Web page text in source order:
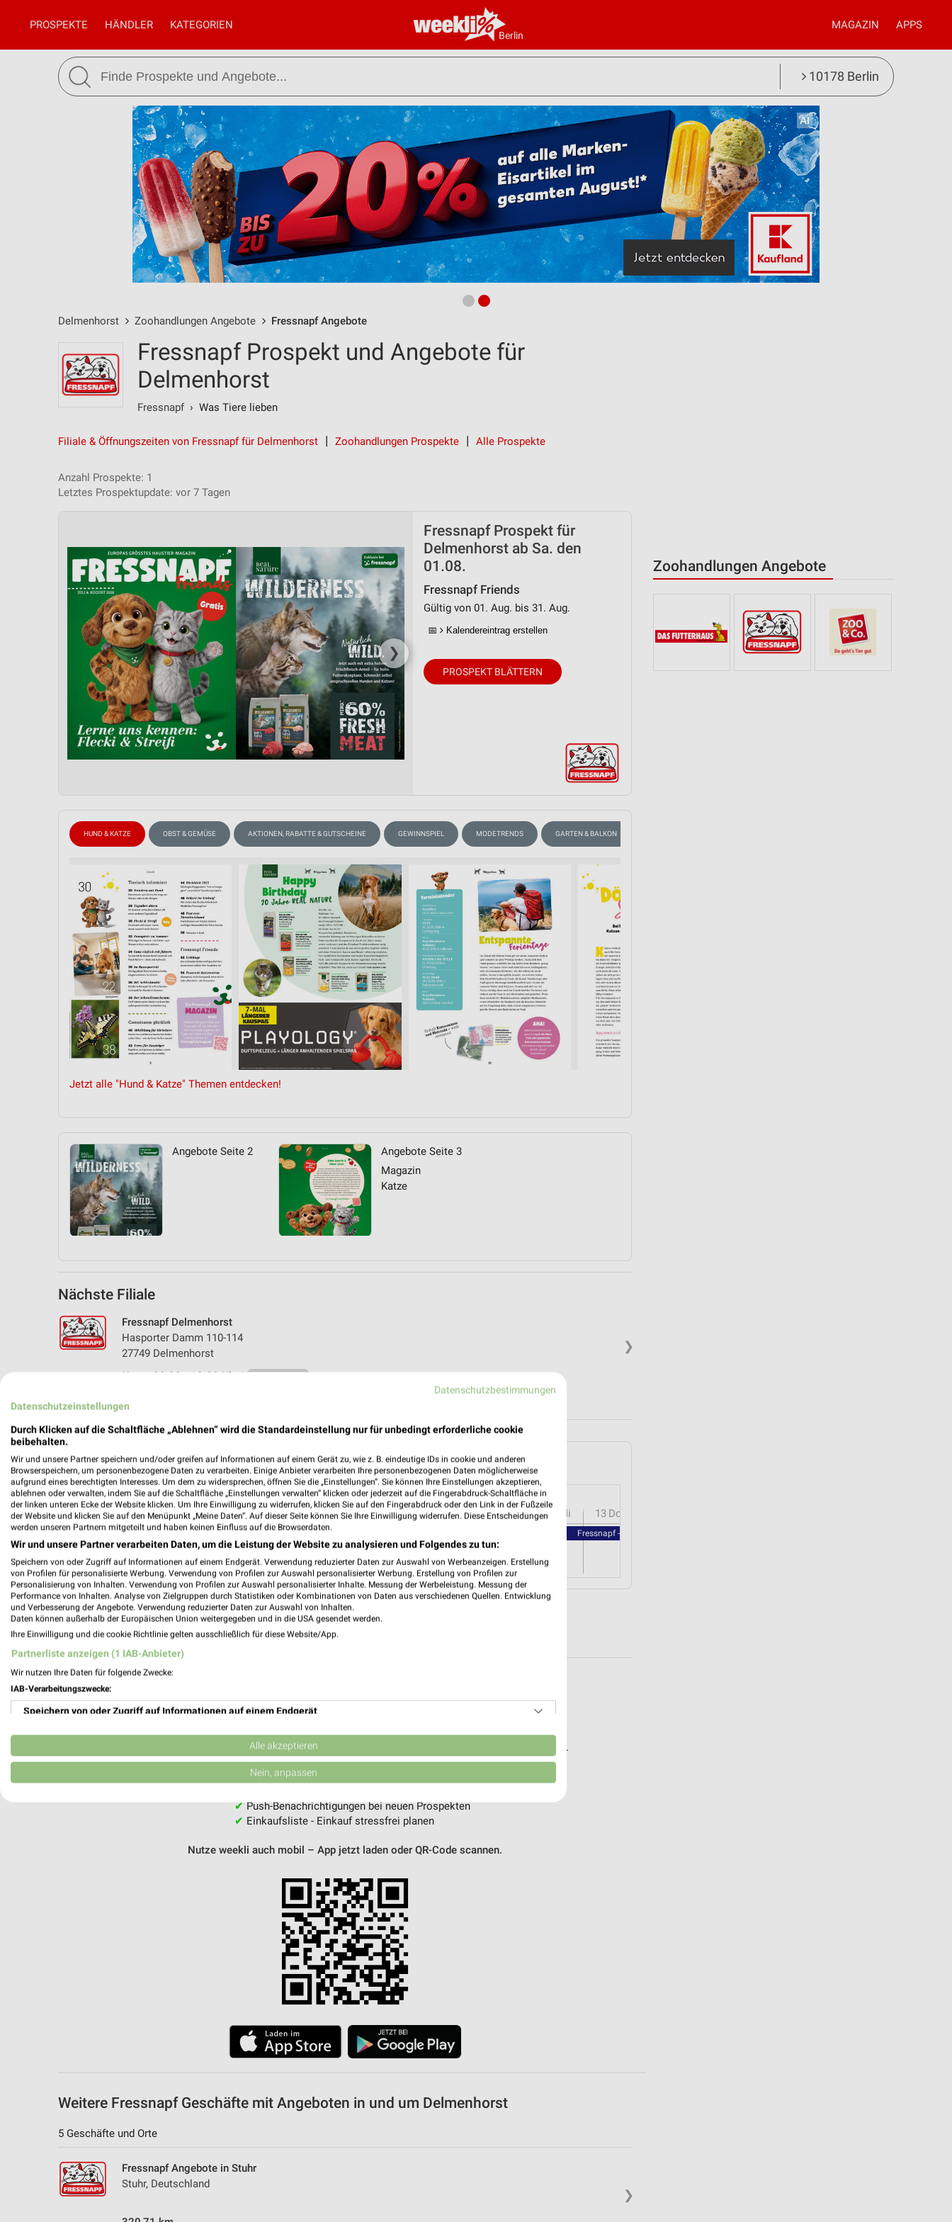
Berlin
PROSPEKTE HÄNDLER KATEGORIEN MAGAZIN APPS
10178 Berlin
Delmenhorst Zoohandlungen Angebote Fressnapf Angebote
Zoohandlungen Angebote
Fressnapf Prospekt und Angebote für
Delmenhorst
Fressnapf› Was Tiere lieben
Filiale & Öffnungszeiten von Fressnapf für Delmenhorst Zoohandlungen Prospekte Alle Prospekte
Anzahl Prospekte: 1
Letztes Prospektupdate: vor 7 Tagen
❯
Fressnapf Prospekt für
Delmenhorst ab Sa. den
01.08.
Fressnapf Friends
Gültig von 01. Aug. bis 31. Aug.
📅 Kalendereintrag erstellen
PROSPEKT BLÄTTERN
HUND & KATZE OBST & GEMÜSE AKTIONEN, RABATTE & GUTSCHEINE GEWINNSPIEL MODETRENDS GARTEN & BALKON
Jetzt alle "Hund & Katze" Themen entdecken!
Angebote Seite 2
Angebote Seite 3
Magazin
Katze
Nächste Filiale
❯
Fressnapf Delmenhorst
Hasporter Damm 110-114
27749 Delmenhorst
Heute 09:00 - 19:00 Uhr | Geschlossen
Angebote-Kalender für Fressnapf in Delmenhorst und Umgebung
Aug.
03 Mo 04Di 05 Mi 06 Do 07 Fr 08Sa 09So 10Mo 11Di 12 Mi 13 Do
Fressnapf - Fressnapf Friends
MEHR PROSPEKTE
Alle Fressnapf Angebote immer griffbereit – mit der kostenlosen weekli App für iOS & Android.
Standortgenaue Angebote
✔Push-Benachrichtigungen bei neuen Prospekten
✔ Einkaufsliste - Einkauf stressfrei planen
Nutze weekli auch mobil – App jetzt laden oder QR-Code scannen.
Weitere Fressnapf Geschäfte mit Angeboten in und um Delmenhorst
5 Geschäfte und Orte
❯
Fressnapf Angebote in Stuhr
Stuhr, Deutschland
Datenschutzbestimmungen
Datenschutzeinstellungen
Durch Klicken auf die Schaltfläche „Ablehnen“ wird die Standardeinstellung nur für unbedingt erforderliche cookie
beibehalten.
Wir und unsere Partner speichern und/oder greifen auf Informationen auf einem Gerät zu, wie z. B. eindeutige IDs in cookie und anderen
Browserspeichern, um personenbezogene Daten zu verarbeiten. Einige Anbieter verarbeiten Ihre personenbezogenen Daten möglicherweise
aufgrund eines berechtigten Interesses. Um dem zu widersprechen, öffnen Sie die „Einstellungen“. Sie können Ihre Einstellungen akzeptieren,
ablehnen oder verwalten, indem Sie auf die Schaltfläche „Einstellungen verwalten“ klicken oder jederzeit auf die Fingerabdruck-Schaltfläche in
der linken unteren Ecke der Website klicken. Um Ihre Einwilligung zu widerrufen, klicken Sie auf den Fingerabdruck oder den Link in der Fußzeile
der Website und klicken Sie auf den Menüpunkt „Meine Daten“. Auf dieser Seite können Sie Ihre Einwilligung widerrufen. Diese Entscheidungen
werden unseren Partnern mitgeteilt und haben keinen Einfluss auf die Browserdaten.
Wir und unsere Partner verarbeiten Daten, um die Leistung der Website zu analysieren und Folgendes zu tun:
Speichern von oder Zugriff auf Informationen auf einem Endgerät. Verwendung reduzierter Daten zur Auswahl von Werbeanzeigen. Erstellung
von Profilen für personalisierte Werbung. Verwendung von Profilen zur Auswahl personalisierter Werbung. Erstellung von Profilen zur
Personalisierung von Inhalten. Verwendung von Profilen zur Auswahl personalisierter Inhalte. Messung der Werbeleistung. Messung der
Performance von Inhalten. Analyse von Zielgruppen durch Statistiken oder Kombinationen von Daten aus verschiedenen Quellen. Entwicklung
und Verbesserung der Angebote. Verwendung reduzierter Daten zur Auswahl von Inhalten.
Daten können außerhalb der Europäischen Union weitergegeben und in die USA gesendet werden.
Ihre Einwilligung und die cookie Richtlinie gelten ausschließlich für diese Website/App.
Partnerliste anzeigen (1 IAB-Anbieter)
Wir nutzen Ihre Daten für folgende Zwecke:
IAB-Verarbeitungszwecke:
Speichern von oder Zugriff auf Informationen auf einem Endgerät
Verwendung reduzierter Daten zur Auswahl von Werbeanzeigen
Erstellung von Profilen für personalisierte Werbung
Erstellung von Profilen zur Personalisierung von Inhalten
Verwendung von Profilen zur Auswahl personalisierter Inhalte
Analyse von Zielgruppen durch Statistiken oder Kombinationen von Daten aus verschiedenen
Nicht-IAB-Verarbeitungszwecke:
Notwendig
Performance
Funktional
Alle akzeptieren
Nein, anpassen